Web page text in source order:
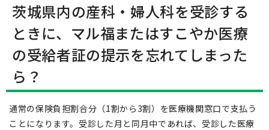
茨城県内の産科・婦人科を受診する
ときに、マル福またはすこやか医療
の受給者証の提示を忘れてしまった
ら？
通常の保険負担割合分（1割から3割）を医療機関窓口で支払う
ことになります。受診した月と同月中であれば、受診した医療